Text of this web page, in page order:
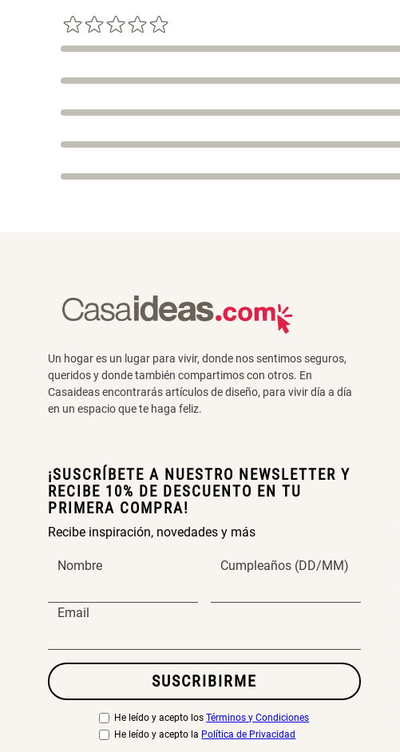
Un hogar es un lugar para vivir, donde nos sentimos seguros,
queridos y donde también compartimos con otros. En
Casaideas encontrarás artículos de diseño, para vivir día a día
en un espacio que te haga feliz.
¡SUSCRÍBETE A NUESTRO NEWSLETTER Y
RECIBE 10% DE DESCUENTO EN TU
PRIMERA COMPRA!
Recibe inspiración, novedades y más
Nombre Cumpleaños (DD/MM)
Email
SUSCRIBIRME
He leído y acepto los Términos y Condiciones
He leído y acepto la Política de Privacidad